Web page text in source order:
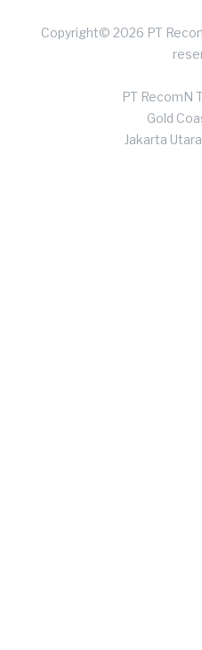
Copyright© 2026 PT
PT RecomN
Gold
Jakarta